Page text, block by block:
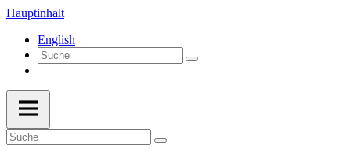
Hauptinhalt
English